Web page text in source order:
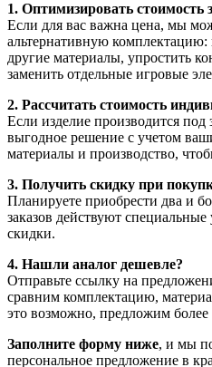
1. Оптимизировать стоимость
Если для вас важна цена, мы
альтернативную комплектацию:
другие материалы, упростить
заменить отдельные игровые
2. Рассчитать стоимость
Если изделие производится
выгодное решение с учетом
материалы и производство,
3. Получить скидку при
Планируете приобрести два и
заказов действуют
скидки.
4. Нашли аналог дешевле?
Отправьте ссылку на
сравним комплектацию,
это возможно, предложим
Заполните форму ниже, и мы
персональное предложение в